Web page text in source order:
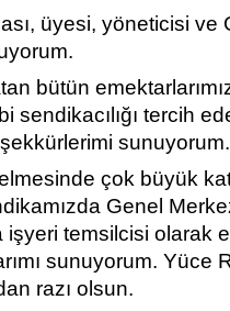
üyesi, yöneticisi ve
bütün
sendikacılığı tercih
sunuyorum.
çok büyük
Genel
temsilcisi olarak
sunuyorum. Yüce
razı olsun.